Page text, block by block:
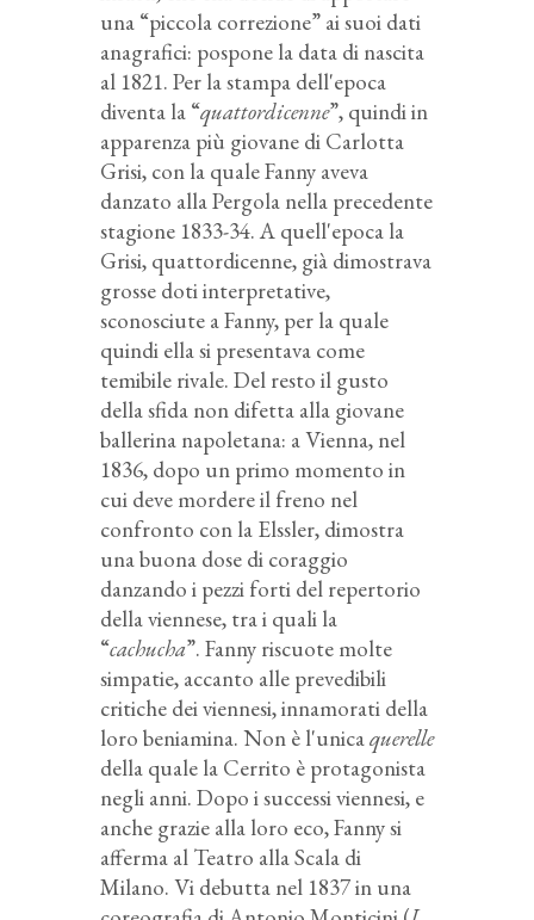
una “piccola correzione” ai suoi dati
anagrafici: pospone la data di nascita
al 1821. Per la stampa dell'epoca
diventa la “quattordicenne”, quindi in
apparenza più giovane di Carlotta
Grisi, con la quale Fanny aveva
danzato alla Pergola nella precedente
stagione 1833-34. A quell'epoca la
Grisi, quattordicenne, già dimostrava
grosse doti interpretative,
sconosciute a Fanny, per la quale
quindi ella si presentava come
temibile rivale. Del resto il gusto
della sfida non difetta alla giovane
ballerina napoletana: a Vienna, nel
1836, dopo un primo momento in
cui deve mordere il freno nel
confronto con la Elssler, dimostra
una buona dose di coraggio
danzando i pezzi forti del repertorio
della viennese, tra i quali la
“cachucha”. Fanny riscuote molte
simpatie, accanto alle prevedibili
critiche dei viennesi, innamorati della
loro beniamina. Non è l'unicaquerelle
della quale la Cerrito è protagonista
negli anni. Dopo i successi viennesi, e
anche grazie alla loro eco, Fanny si
afferma al Teatro alla Scala di
Milano. Vi debutta nel 1837 in una